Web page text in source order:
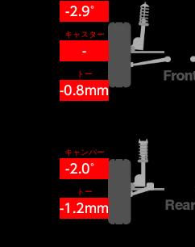
-2.9°
キャスター
-
トー
-0.8mm
キャンバー
-2.0°
トー
-1.2mm